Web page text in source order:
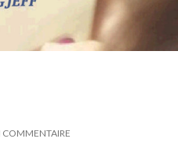
COMMENTAIRE